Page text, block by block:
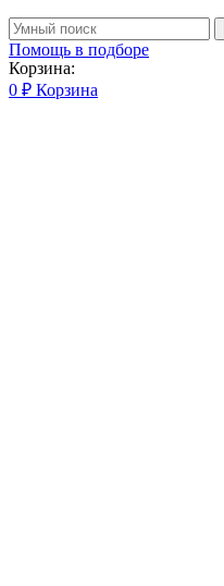
Помощь в подборе
Корзина:
0 ₽ Корзина